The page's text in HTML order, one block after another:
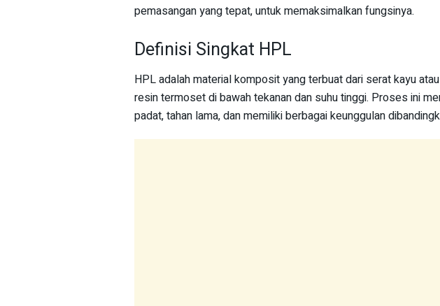
pemasangan yang tepat, untuk memaksimalkan fungsinya.
Definisi Singkat HPL
HPL adalah material komposit yang terbuat dari serat kayu
resin termoset di bawah tekanan dan suhu tinggi. Proses ini
padat, tahan lama, dan memiliki berbagai keunggulan